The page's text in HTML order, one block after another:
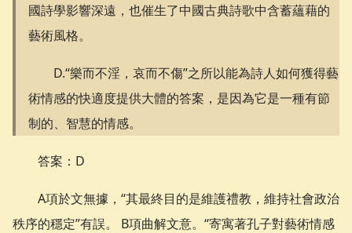
國詩學影響深遠，也催生了中國古典詩歌中含蓄蘊藉的
藝術風格。
D.“樂而不淫，哀而不傷”之所以能為詩人如何獲得藝
術情感的快適度提供大體的答案，是因為它是一種有節
制的、智慧的情感。
答案：D
A項於文無據，“其最終目的是維護禮教，維持社會政治
秩序的穩定”有誤。 B項曲解文意。“寄寓著孔子對藝術情感